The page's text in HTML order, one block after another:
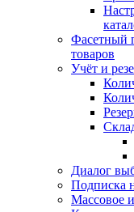
Фасетный
товаров
Учёт и
Диалог
Подписка
Массовое